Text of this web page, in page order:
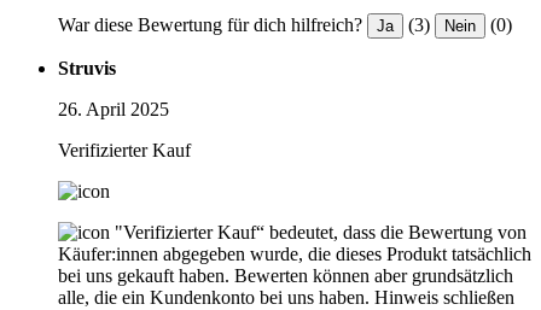
War diese Bewertung für dich hilfreich? Ja (3) Nein (0)
Struvis
26. April 2025
Verifizierter Kauf
"Verifizierter Kauf“ bedeutet, dass die Bewertung von
Käufer:innen abgegeben wurde, die dieses Produkt tatsächlich
bei uns gekauft haben. Bewerten können aber grundsätzlich
alle, die ein Kundenkonto bei uns haben. Hinweis schließen